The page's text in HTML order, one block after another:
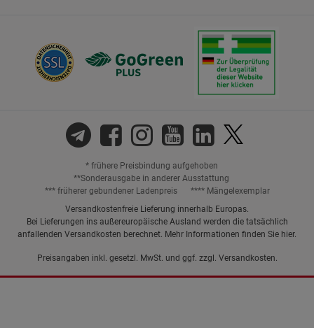
* frühere Preisbindung aufgehoben
**Sonderausgabe in anderer Ausstattung
*** früherer gebundener Ladenpreis
**** Mängelexemplar
Versandkostenfreie Lieferung innerhalb Europas.
Bei Lieferungen ins außereuropäische Ausland werden die tatsächlich
anfallenden Versandkosten berechnet. Mehr Informationen finden Sie hier.
Preisangaben inkl. gesetzl. MwSt. und ggf. zzgl. Versandkosten.